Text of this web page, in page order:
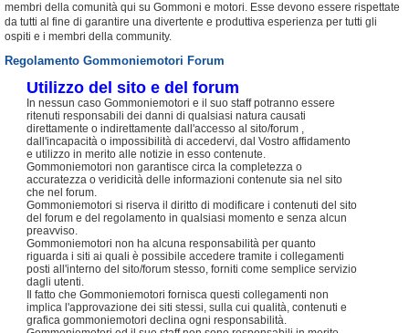
membri della comunità qui su Gommoni e motori. Esse devono essere rispettate
da tutti al fine di garantire una divertente e produttiva esperienza per tutti gli
ospiti e i membri della community.
Regolamento Gommoniemotori Forum
Utilizzo del sito e del forum
In nessun caso Gommoniemotori e il suo staff potranno essere
ritenuti responsabili dei danni di qualsiasi natura causati
direttamente o indirettamente dall'accesso al sito/forum ,
dall'incapacità o impossibilità di accedervi, dal Vostro affidamento
e utilizzo in merito alle notizie in esso contenute.
Gommoniemotori non garantisce circa la completezza o
accuratezza o veridicità delle informazioni contenute sia nel sito
che nel forum.
Gommoniemotori si riserva il diritto di modificare i contenuti del sito
del forum e del regolamento in qualsiasi momento e senza alcun
preavviso.
Gommoniemotori non ha alcuna responsabilità per quanto
riguarda i siti ai quali è possibile accedere tramite i collegamenti
posti all'interno del sito/forum stesso, forniti come semplice servizio
dagli utenti.
Il fatto che Gommoniemotori fornisca questi collegamenti non
implica l'approvazione dei siti stessi, sulla cui qualità, contenuti e
grafica gommoniemotori declina ogni responsabilità.